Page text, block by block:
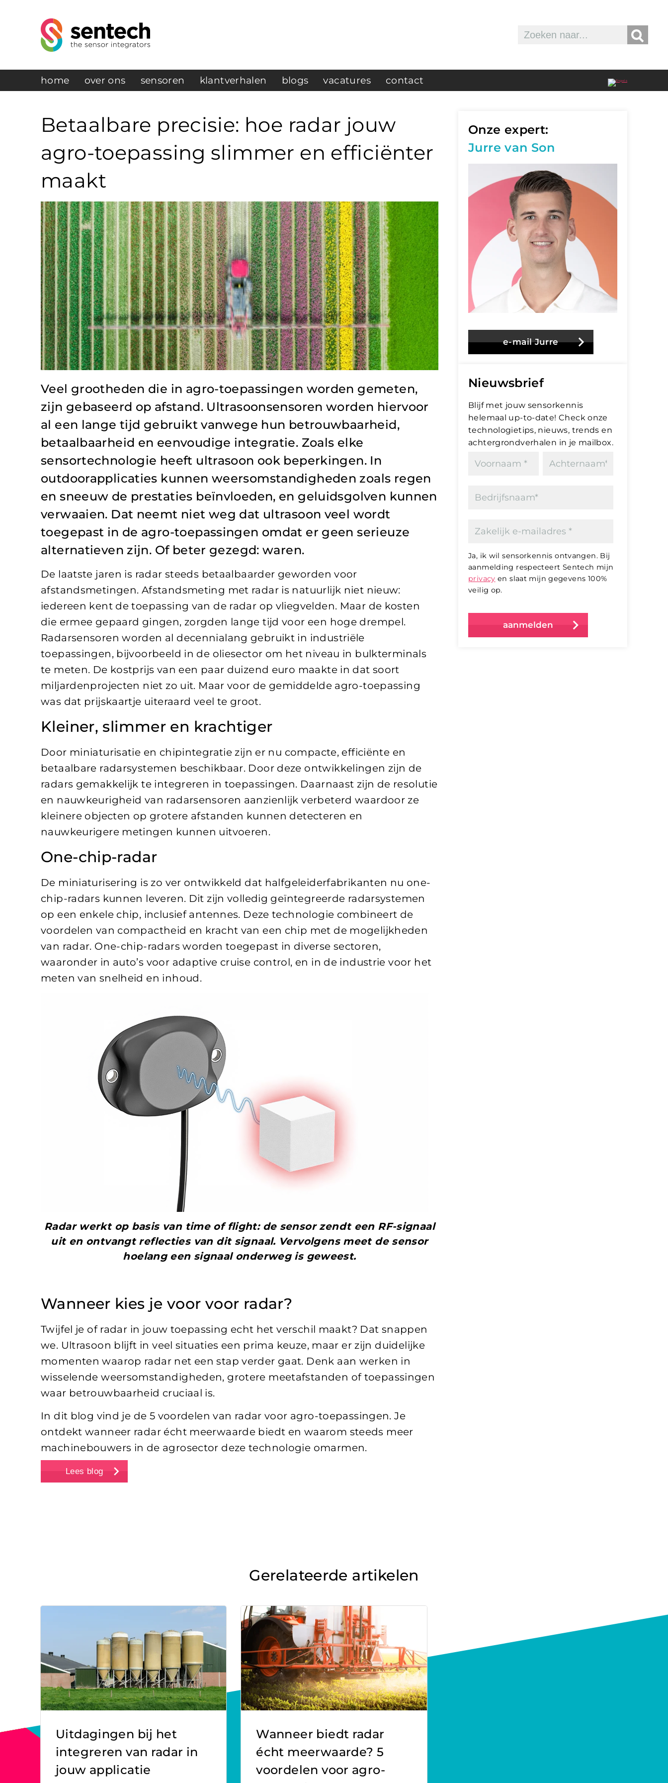
home over ons sensoren klantverhalen blogs vacatures contact
Betaalbare precisie: hoe radar jouw
agro-toepassing slimmer en efficiënter
maakt
Veel grootheden die in agro-toepassingen worden gemeten,
zijn gebaseerd op afstand. Ultrasoonsensoren worden hiervoor
al een lange tijd gebruikt vanwege hun betrouwbaarheid,
betaalbaarheid en eenvoudige integratie. Zoals elke
sensortechnologie heeft ultrasoon ook beperkingen. In
outdoorapplicaties kunnen weersomstandigheden zoals regen
en sneeuw de prestaties beïnvloeden, en geluidsgolven kunnen
verwaaien. Dat neemt niet weg dat ultrasoon veel wordt
toegepast in de agro-toepassingen omdat er geen serieuze
alternatieven zijn. Of beter gezegd: waren.
De laatste jaren is radar steeds betaalbaarder geworden voor
afstandsmetingen. Afstandsmeting met radar is natuurlijk niet nieuw:
iedereen kent de toepassing van de radar op vliegvelden. Maar de kosten
die ermee gepaard gingen, zorgden lange tijd voor een hoge drempel.
Radarsensoren worden al decennialang gebruikt in industriële
toepassingen, bijvoorbeeld in de oliesector om het niveau in bulkterminals
te meten. De kostprijs van een paar duizend euro maakte in dat soort
miljardenprojecten niet zo uit. Maar voor de gemiddelde agro-toepassing
was dat prijskaartje uiteraard veel te groot.
Kleiner, slimmer en krachtiger
Door miniaturisatie en chipintegratie zijn er nu compacte, efficiënte en
betaalbare radarsystemen beschikbaar. Door deze ontwikkelingen zijn de
radars gemakkelijk te integreren in toepassingen. Daarnaast zijn de resolutie
en nauwkeurigheid van radarsensoren aanzienlijk verbeterd waardoor ze
kleinere objecten op grotere afstanden kunnen detecteren en
nauwkeurigere metingen kunnen uitvoeren.
One-chip-radar
De miniaturisering is zo ver ontwikkeld dat halfgeleiderfabrikanten nu one-
chip-radars kunnen leveren. Dit zijn volledig geïntegreerde radarsystemen
op een enkele chip, inclusief antennes. Deze technologie combineert de
voordelen van compactheid en kracht van een chip met de mogelijkheden
van radar. One-chip-radars worden toegepast in diverse sectoren,
waaronder in auto’s voor adaptive cruise control, en in de industrie voor het
meten van snelheid en inhoud.
Radar werkt op basis van time of flight: de sensor zendt een RF-signaal
uit en ontvangt reflecties van dit signaal. Vervolgens meet de sensor
hoelang een signaal onderweg is geweest.
Wanneer kies je voor voor radar?
Twijfel je of radar in jouw toepassing echt het verschil maakt? Dat snappen
we. Ultrasoon blijft in veel situaties een prima keuze, maar er zijn duidelijke
momenten waarop radar net een stap verder gaat. Denk aan werken in
wisselende weersomstandigheden, grotere meetafstanden of toepassingen
waar betrouwbaarheid cruciaal is.
In dit blog vind je de 5 voordelen van radar voor agro-toepassingen. Je
ontdekt wanneer radar écht meerwaarde biedt en waarom steeds meer
machinebouwers in de agrosector deze technologie omarmen.
Lees blog
Onze expert:
Jurre van Son
e-mail Jurre
Nieuwsbrief
Blijf met jouw sensorkennis
helemaal up-to-date! Check onze
technologietips, nieuws, trends en
achtergrondverhalen in je mailbox.
Ja, ik wil sensorkennis ontvangen. Bij
aanmelding respecteert Sentech mijn
privacy en slaat mijn gegevens 100%
veilig op.
Gerelateerde artikelen
Uitdagingen bij het
integreren van radar in
jouw applicatie
Wanneer biedt radar
écht meerwaarde? 5
voordelen voor agro-